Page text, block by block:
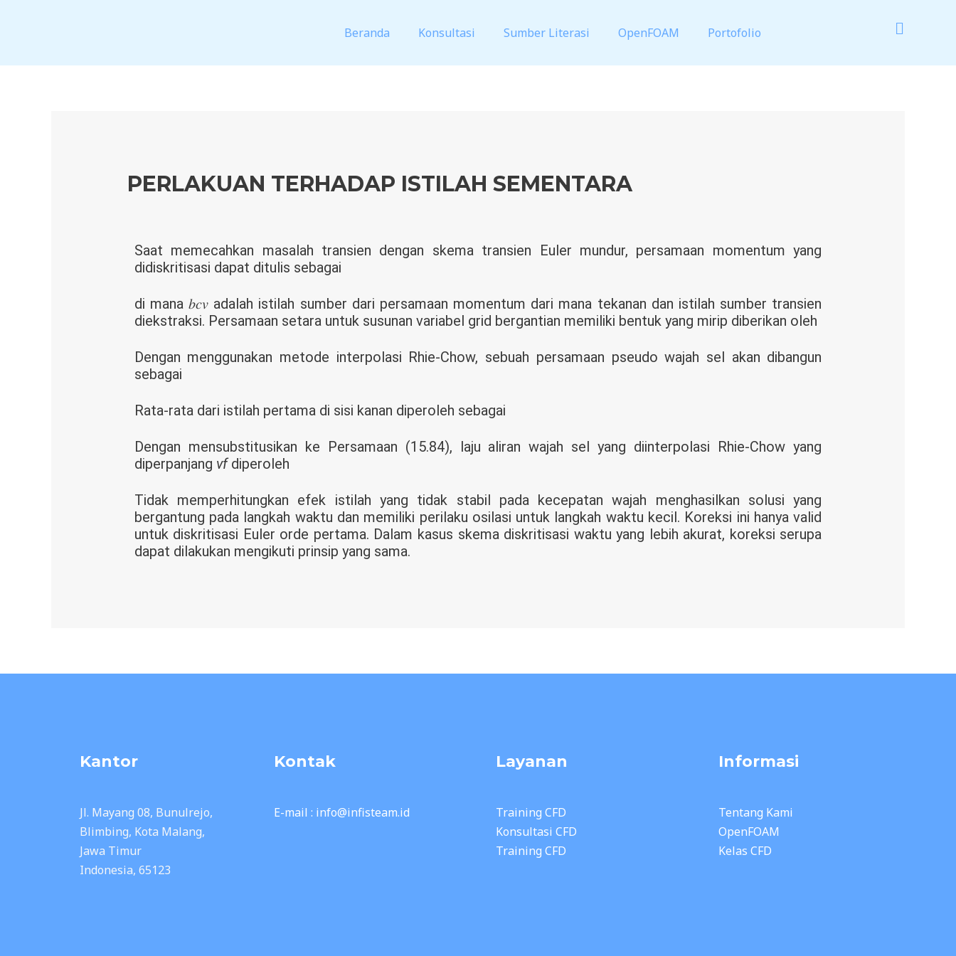
Beranda Konsultasi Sumber Literasi OpenFOAM Portofolio
PERLAKUAN TERHADAP ISTILAH SEMENTARA
Saat memecahkan masalah transien dengan skema transien Euler mundur, persamaan momentum yang
didiskritisasi dapat ditulis sebagai
di mana 𝑏𝑐𝑣 adalah istilah sumber dari persamaan momentum dari mana tekanan dan istilah sumber transien
diekstraksi. Persamaan setara untuk susunan variabel grid bergantian memiliki bentuk yang mirip diberikan oleh
Dengan menggunakan metode interpolasi Rhie-Chow, sebuah persamaan pseudo wajah sel akan dibangun
sebagai
Rata-rata dari istilah pertama di sisi kanan diperoleh sebagai
Dengan mensubstitusikan ke Persamaan (15.84), laju aliran wajah sel yang diinterpolasi Rhie-Chow yang
diperpanjang vfdiperoleh
Tidak memperhitungkan efek istilah yang tidak stabil pada kecepatan wajah menghasilkan solusi yang
bergantung pada langkah waktu dan memiliki perilaku osilasi untuk langkah waktu kecil. Koreksi ini hanya valid
untuk diskritisasi Euler orde pertama. Dalam kasus skema diskritisasi waktu yang lebih akurat, koreksi serupa
dapat dilakukan mengikuti prinsip yang sama.
Kantor
Jl. Mayang 08, Bunulrejo,
Blimbing, Kota Malang,
Jawa Timur
Indonesia, 65123
Kontak
E-mail : info@infisteam.id
Layanan
Training CFD
Konsultasi CFD
Training CFD
Informasi
Tentang Kami
OpenFOAM
Kelas CFD